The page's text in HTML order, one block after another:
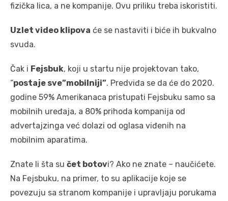
fizička lica, a ne kompanije. Ovu priliku treba iskoristiti.
Uzlet video klipova će se nastaviti i biće ih bukvalno
svuda.
Čak i Fejsbuk, koji u startu nije projektovan tako,
“postaje sve”mobilniji”. Predviđa se da će do 2020.
godine 59% Amerikanaca pristupati Fejsbuku samo sa
mobilnih uređaja, a 80% prihoda kompanija od
advertajzinga već dolazi od oglasa viđenih na
mobilnim aparatima.
Znate li šta su čet botovi? Ako ne znate – naučićete.
Na Fejsbuku, na primer, to su aplikacije koje se
povezuju sa stranom kompanije i upravljaju porukama